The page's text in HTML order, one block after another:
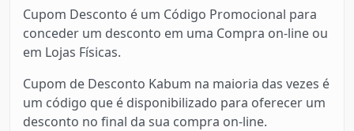
Cupom Desconto é um Código Promocional para
conceder um desconto em uma Compra on-line ou
em Lojas Físicas.
Cupom de Desconto Kabum na maioria das vezes é
um código que é disponibilizado para oferecer um
desconto no final da sua compra on-line.